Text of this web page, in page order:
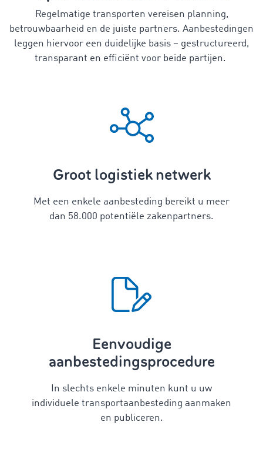
Regelmatige transporten vereisen planning,
betrouwbaarheid en de juiste partners. Aanbestedingen
leggen hiervoor een duidelijke basis – gestructureerd,
transparant en efficiënt voor beide partijen.
Groot logistiek netwerk
Met een enkele aanbesteding bereikt u meer
dan 58.000 potentiële zakenpartners.
Eenvoudige
aanbestedingsprocedure
In slechts enkele minuten kunt u uw
individuele transportaanbesteding aanmaken
en publiceren.